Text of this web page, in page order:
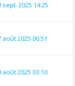
sept. 2025 14:25
août 2025 06:51
août 2025 03:10